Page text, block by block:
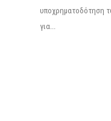
υποχρηματοδότηση
για...